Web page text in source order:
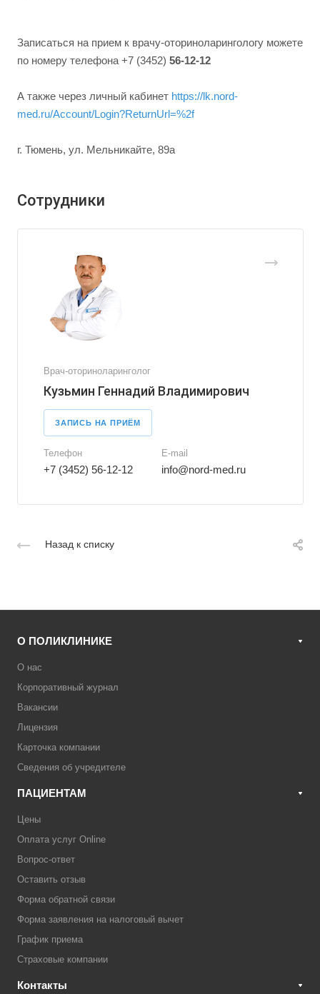
Записаться на прием к врачу-оториноларингологу можете
по номеру телефона +7 (3452) 56-12-12
А также через личный кабинет https://lk.nord-
med.ru/Account/Login?ReturnUrl=%2f
г. Тюмень, ул. Мельникайте, 89а
Сотрудники
Врач-оториноларинголог
Кузьмин Геннадий Владимирович
ЗАПИСЬ НА ПРИЁМ
Телефон
+7 (3452) 56-12-12
E-mail
info@nord-med.ru
Назад к списку
О ПОЛИКЛИНИКЕ
О нас
Корпоративный журнал
Вакансии
Лицензия
Карточка компании
Сведения об учредителе
ПАЦИЕНТАМ
Цены
Оплата услуг Online
Вопрос-ответ
Оставить отзыв
Форма обратной связи
Форма заявления на налоговый вычет
График приема
Страховые компании
Контакты